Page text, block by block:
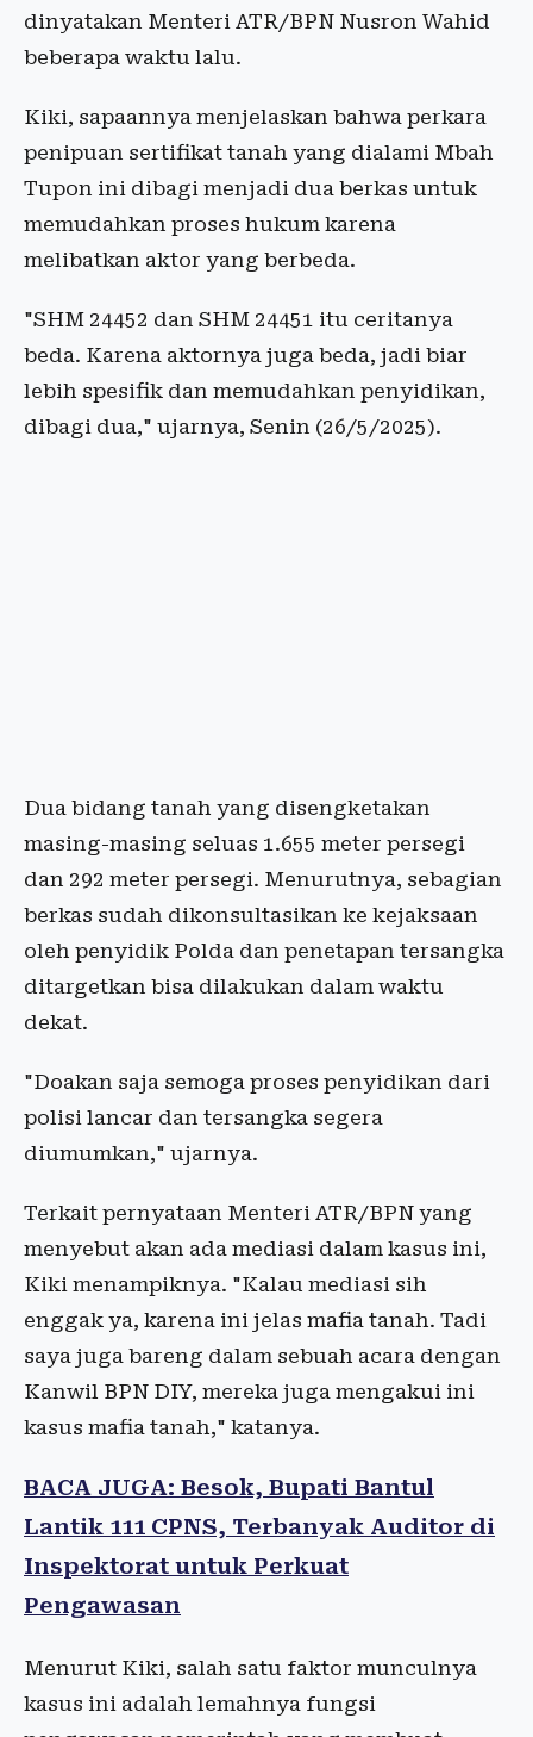
dinyatakan Menteri ATR/BPN Nusron Wahid
beberapa waktu lalu.
Kiki, sapaannya menjelaskan bahwa perkara
penipuan sertifikat tanah yang dialami Mbah
Tupon ini dibagi menjadi dua berkas untuk
memudahkan proses hukum karena
melibatkan aktor yang berbeda.
"SHM 24452 dan SHM 24451 itu ceritanya
beda. Karena aktornya juga beda, jadi biar
lebih spesifik dan memudahkan penyidikan,
dibagi dua," ujarnya, Senin (26/5/2025).
Dua bidang tanah yang disengketakan
masing-masing seluas 1.655 meter persegi
dan 292 meter persegi. Menurutnya, sebagian
berkas sudah dikonsultasikan ke kejaksaan
oleh penyidik Polda dan penetapan tersangka
ditargetkan bisa dilakukan dalam waktu
dekat.
"Doakan saja semoga proses penyidikan dari
polisi lancar dan tersangka segera
diumumkan," ujarnya.
Terkait pernyataan Menteri ATR/BPN yang
menyebut akan ada mediasi dalam kasus ini,
Kiki menampiknya. "Kalau mediasi sih
enggak ya, karena ini jelas mafia tanah. Tadi
saya juga bareng dalam sebuah acara dengan
Kanwil BPN DIY, mereka juga mengakui ini
kasus mafia tanah," katanya.
BACA JUGA: Besok, Bupati Bantul
Lantik 111 CPNS, Terbanyak Auditor di
Inspektorat untuk Perkuat
Pengawasan
Menurut Kiki, salah satu faktor munculnya
kasus ini adalah lemahnya fungsi